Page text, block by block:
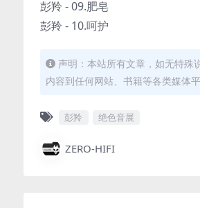
彭羚 - 09.肥皂
彭羚 - 10.呵护
声明：本站所有文章，如无特殊
内容到任何网站、书籍等各类媒体
彭羚 绝色音展
ZERO-HIFI